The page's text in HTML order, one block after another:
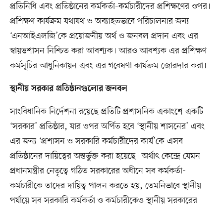
প্রতিনিধি এবং প্রতিষ্ঠানের কর্মকর্তা-কর্মচারীদের প্রশিক্ষণের ওপর।
প্রশিক্ষণ কার্যক্রম যথাযথ ও অব্যাহতভাবে পরিচালনার জন্য
‘এনআইএলজি’কে প্রয়োজনীয় অর্থ ও জনবল প্রদান এবং এর
স্বায়ত্তশাসন নিশ্চিত করা আবশ্যক। আরও আবশ্যক এর প্রশিক্ষণ
কর্মসূচির আধুনিকায়ন এবং এর গবেষণা কার্যক্রম জোরদার করা।
স্থানীয় সরকার প্রতিষ্ঠানগুলোর জনবল
সাংবিধানিক নির্দেশনা রয়েছে প্রতিটি প্রশাসনিক একাংশে একটি
‘সরকার’ প্রতিষ্ঠার, যার ওপর অর্পিত হবে ‘স্থানীয় শাসনের’ এবং
এর জন্য ‘প্রশাসন ও সরকারি কর্মচারীদের কার্য’কে এসব
প্রতিষ্ঠানের দায়িত্বের অন্তর্ভুক্ত করা হয়েছে। অর্থাৎ কেন্দ্রে যেমন
প্রধানমন্ত্রীর নেতৃত্বে গঠিত সরকারের অধীনে সব কর্মকর্তা-
কর্মচারীকে তাদের দায়িত্ব পালন করতে হয়, তেমনিভাবে স্থানীয়
পর্যায়ে সব সরকারি কর্মকর্তা ও কর্মচারীকেও স্থানীয় সরকারের